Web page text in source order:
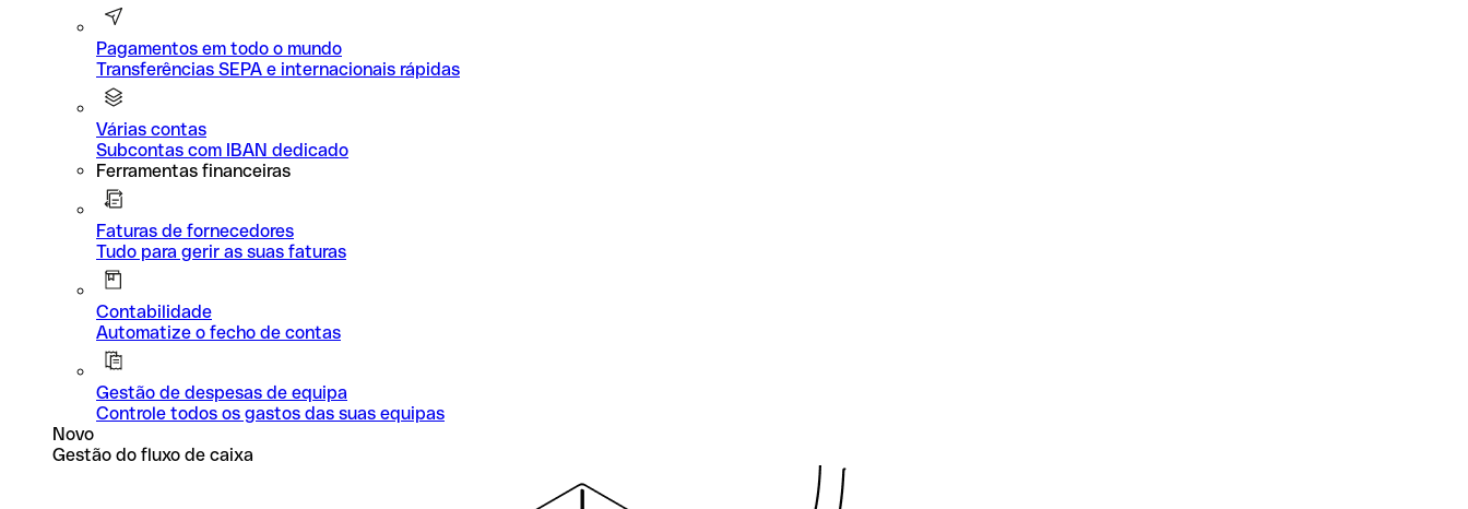
Pagamentos em todo o mundo
Transferências SEPA e internacionais rápidas
Várias contas
Subcontas com IBAN dedicado
Ferramentas financeiras
Faturas de fornecedores
Tudo para gerir as suas faturas
Contabilidade
Automatize o fecho de contas
Gestão de despesas de equipa
Controle todos os gastos das suas equipas
Novo
Gestão do fluxo de caixa